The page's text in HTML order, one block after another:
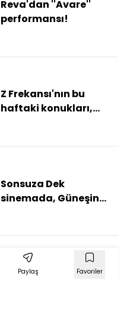
Reva'dan ''Avare''
performansı!
Z Frekansı'nın bu
haftaki konukları,
Sonsuza Dek
sinemada, Güneşin
ajandası
Paylaş Favoriler